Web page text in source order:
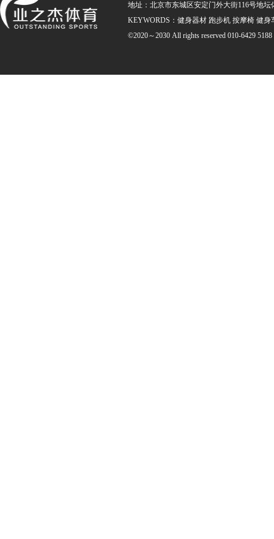
地址：北京市东城区安定门外大街116号地坛
KEYWORDS：健身器材 跑步机 按摩椅 健
©2020～2030 All rights reserved 010-6429 5188